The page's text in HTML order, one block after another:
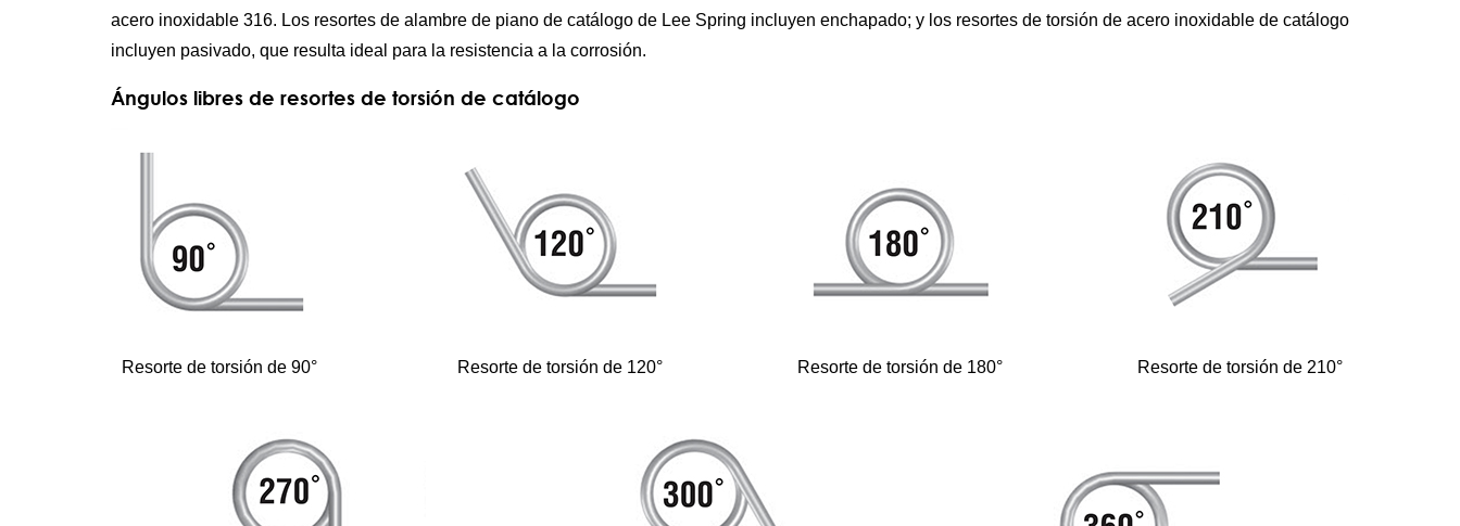
acero inoxidable 316. Los resortes de alambre de piano de catálogo de Lee Spring incluyen enchapado; y los resortes de torsión de acero inoxidable de catálogo
incluyen pasivado, que resulta ideal para la resistencia a la corrosión.
Ángulos libres de resortes de torsión de catálogo
Resorte de torsión de 90° Resorte de torsión de 120° Resorte de torsión de 180° Resorte de torsión de 210°